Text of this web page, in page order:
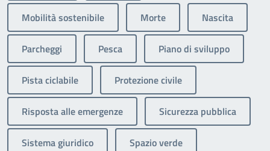
Mobilità sostenibile Morte Nascita
Parcheggi Pesca Piano di sviluppo
Pista ciclabile Protezione civile
Risposta alle emergenze Sicurezza pubblica
Sistema giuridico Spazio verde